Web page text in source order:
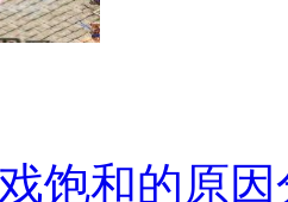
饱和的原因